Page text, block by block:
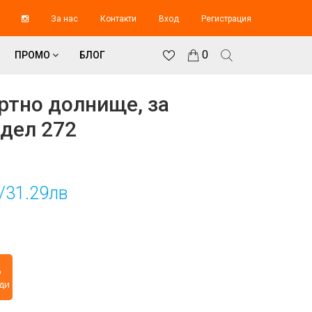
За нас Контакти Вход Регистрация
ПРОМО БЛОГ 0
долнище, за
272
/31.29лв